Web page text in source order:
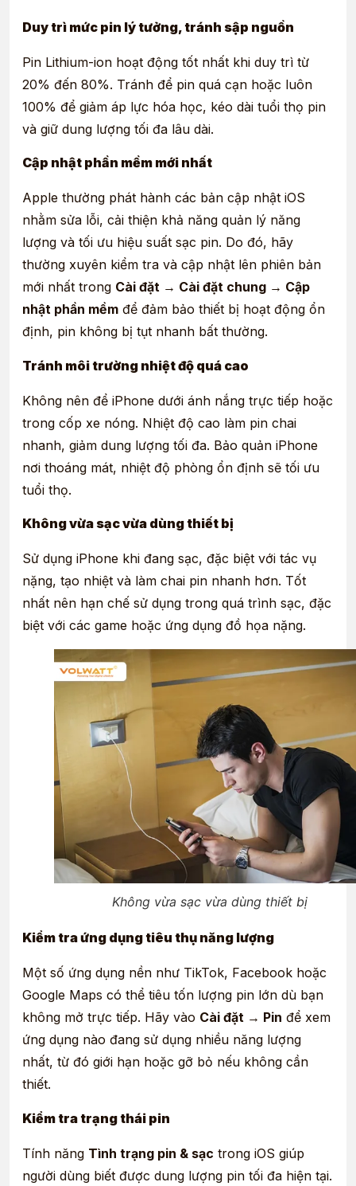
Duy trì mức pin lý tưởng, tránh sập nguồn
Pin Lithium-ion hoạt động tốt nhất khi duy trì từ
20% đến 80%. Tránh để pin quá cạn hoặc luôn
100% để giảm áp lực hóa học, kéo dài tuổi thọ pin
và giữ dung lượng tối đa lâu dài.
Cập nhật phần mềm mới nhất
Apple thường phát hành các bản cập nhật iOS
nhằm sửa lỗi, cải thiện khả năng quản lý năng
lượng và tối ưu hiệu suất sạc pin. Do đó, hãy
thường xuyên kiểm tra và cập nhật lên phiên bản
mới nhất trong Cài đặt → Cài đặt chung → Cập
nhật phần mềm để đảm bảo thiết bị hoạt động ổn
định, pin không bị tụt nhanh bất thường.
Tránh môi trường nhiệt độ quá cao
Không nên để iPhone dưới ánh nắng trực tiếp hoặc
trong cốp xe nóng. Nhiệt độ cao làm pin chai
nhanh, giảm dung lượng tối đa. Bảo quản iPhone
nơi thoáng mát, nhiệt độ phòng ổn định sẽ tối ưu
tuổi thọ.
Không vừa sạc vừa dùng thiết bị
Sử dụng iPhone khi đang sạc, đặc biệt với tác vụ
nặng, tạo nhiệt và làm chai pin nhanh hơn. Tốt
nhất nên hạn chế sử dụng trong quá trình sạc, đặc
biệt với các game hoặc ứng dụng đồ họa nặng.
Không vừa sạc vừa dùng thiết bị
Kiểm tra ứng dụng tiêu thụ năng lượng
Một số ứng dụng nền như TikTok, Facebook hoặc
Google Maps có thể tiêu tốn lượng pin lớn dù bạn
không mở trực tiếp. Hãy vào Cài đặt → Pin để xem
ứng dụng nào đang sử dụng nhiều năng lượng
nhất, từ đó giới hạn hoặc gỡ bỏ nếu không cần
thiết.
Kiểm tra trạng thái pin
Tính năng Tình trạng pin & sạc trong iOS giúp
người dùng biết được dung lượng pin tối đa hiện tại.